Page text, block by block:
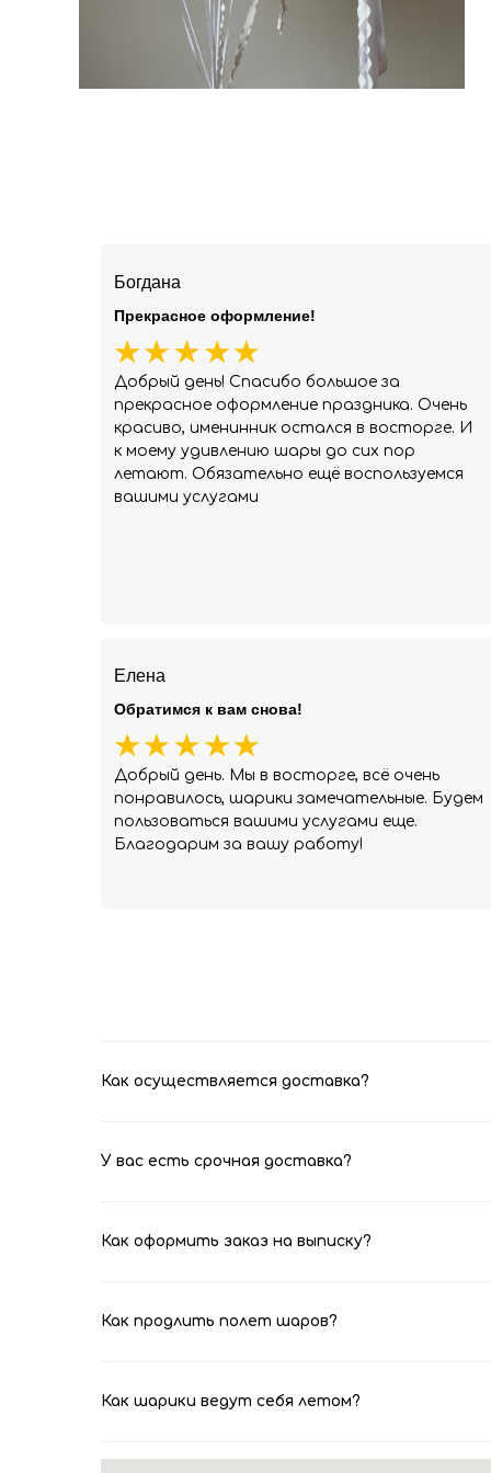
Елена
Добрый день. Мы в восторге, всё очень
понравилось, шарики замечательные. Будем
пользоваться вашими услугами еще.
Благодарим за вашу работу!
Обратимся к вам снова!
Богдана
Добрый день! Спасибо большое за
прекрасное оформление праздника. Очень
красиво, именинник остался в восторге. И
к моему удивлению шары до сих пор
летают. Обязательно ещё воспользуемся
вашими услугами
Прекрасное оформление!
Как осуществляется доставка?
У вас есть срочная доставка?
Как оформить заказ на выписку?
Как продлить полет шаров?
Как шарики ведут себя летом?